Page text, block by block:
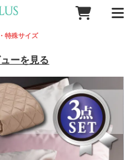
特殊サイズ
ーを見る